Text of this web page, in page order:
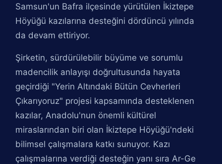
Samsun'un Bafra ilçesinde yürütülen İkiztepe
Höyüğü kazılarına desteğini dördüncü yılında
da devam ettiriyor.
Şirketin, sürdürülebilir büyüme ve sorumlu
madencilik anlayışı doğrultusunda hayata
geçirdiği "Yerin Altındaki Bütün Cevherleri
Çıkarıyoruz" projesi kapsamında desteklenen
kazılar, Anadolu'nun önemli kültürel
miraslarından biri olan İkiztepe Höyüğü'ndeki
bilimsel çalışmalara katkı sunuyor. Kazı
çalışmalarına verdiği desteğin yanı sıra Ar-Ge